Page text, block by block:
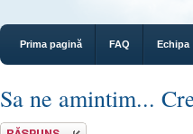
Prima pagină FAQ Echipa
Sa ne amintim...
Răspunde